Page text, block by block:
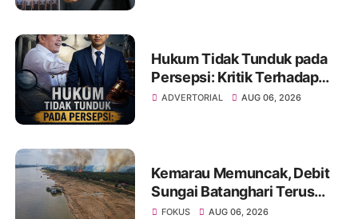
Hukum Tidak Tunduk pada
Persepsi: Kritik Terhadap
Monopoli Kebenaran oleh
ADVERTORIAL AUG 06, 2026
Kemarau Memuncak, Debit
Sungai Batanghari Terus
Menyusut, Jambi Hadapi
FOKUS AUG 06, 2026